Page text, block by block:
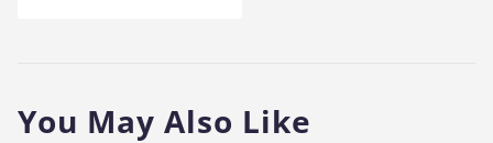
You May Also Like